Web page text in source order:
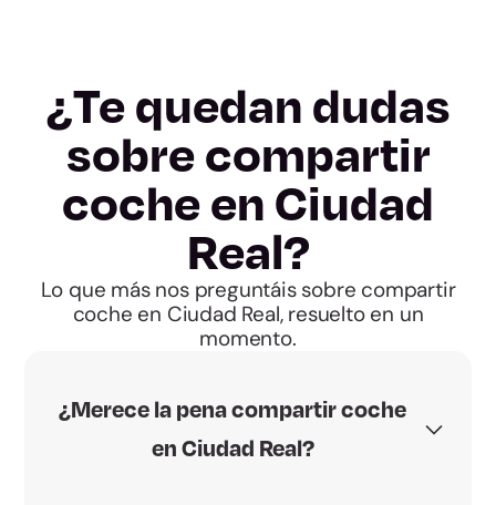
¿Te quedan dudas
sobre compartir
coche en Ciudad
Real?
Lo que más nos preguntáis sobre compartir
coche en Ciudad Real, resuelto en un
momento.
¿Merece la pena compartir coche
en Ciudad Real?